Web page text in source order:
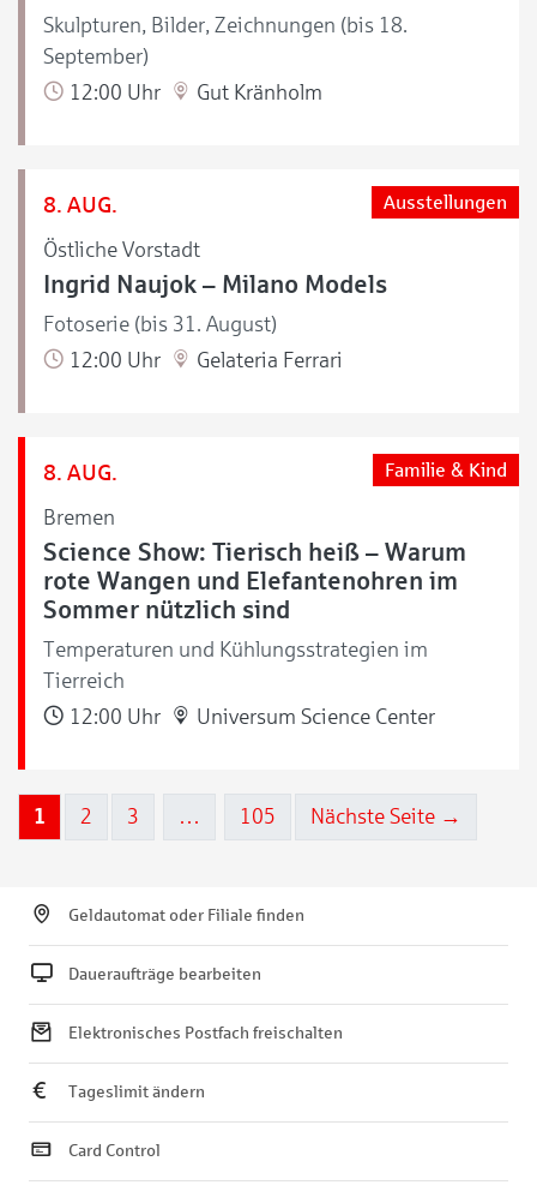
Skulpturen, Bilder, Zeichnungen (bis 18.
September)
12:00 Uhr
Gut Kränholm
8. AUG.
Östliche Vorstadt
Ausstellungen
Ingrid Naujok – Milano Models
Fotoserie (bis 31. August)
12:00 Uhr
Gelateria Ferrari
8. AUG.
Bremen
Familie & Kind
Science Show: Tierisch heiß – Warum
rote Wangen und Elefantenohren im
Sommer nützlich sind
Temperaturen und Kühlungsstrategien im
Tierreich
12:00 Uhr
Universum Science Center
1 2 3 … 105 Nächste Seite →
Geldautomat oder Filiale finden
Daueraufträge bearbeiten
Elektronisches Postfach freischalten
Tageslimit ändern
Card Control